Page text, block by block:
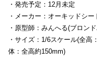
・発売予定：12月未定
・メーカー：オーキッドシー
・原型師：みんへる(ブロン
・サイズ：1/6スケール(全
体：全高約150mm)